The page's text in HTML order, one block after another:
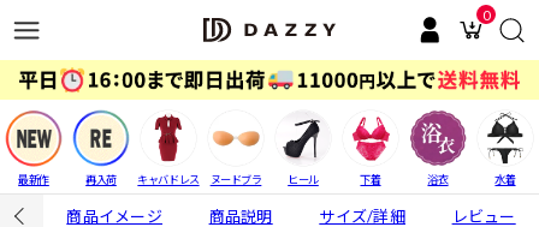
0
最新作 再入荷 キャバドレス ヌードブラ ヒール 下着 浴衣 水着
商品イメージ 商品説明 サイズ/詳細 レビュー